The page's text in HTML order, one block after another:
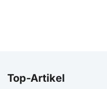
Top-Artikel